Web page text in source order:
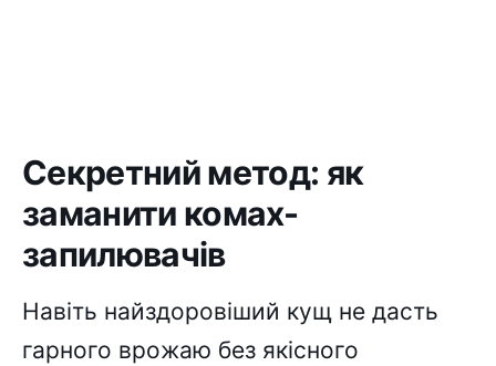
Секретний метод: як
заманити комах-
запилювачів
Навіть найздоровіший кущ не дасть
гарного врожаю без якісного